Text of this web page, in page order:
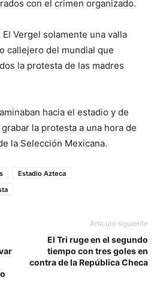
con el crimen organizado.
Vergel solamente una valla
callejero del mundial que
la protesta de las madres
hacia el estadio y de
la protesta a una hora de
la Selección Mexicana.
Estadio Azteca
Artículo siguiente
El Tri ruge en el segundo
tiempo con tres goles en
contra de la República Checa